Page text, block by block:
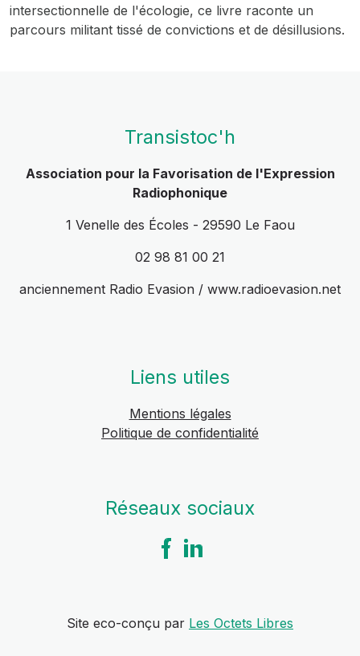
intersectionnelle de l'écologie, ce livre raconte un
parcours militant tissé de convictions et de désillusions.
Transistoc'h
Association pour la Favorisation de l'Expression
Radiophonique
1 Venelle des Écoles - 29590 Le Faou
02 98 81 00 21
anciennement Radio Evasion / www.radioevasion.net
Liens utiles
Mentions légales
Politique de confidentialité
Réseaux sociaux
Site eco-conçu par Les Octets Libres